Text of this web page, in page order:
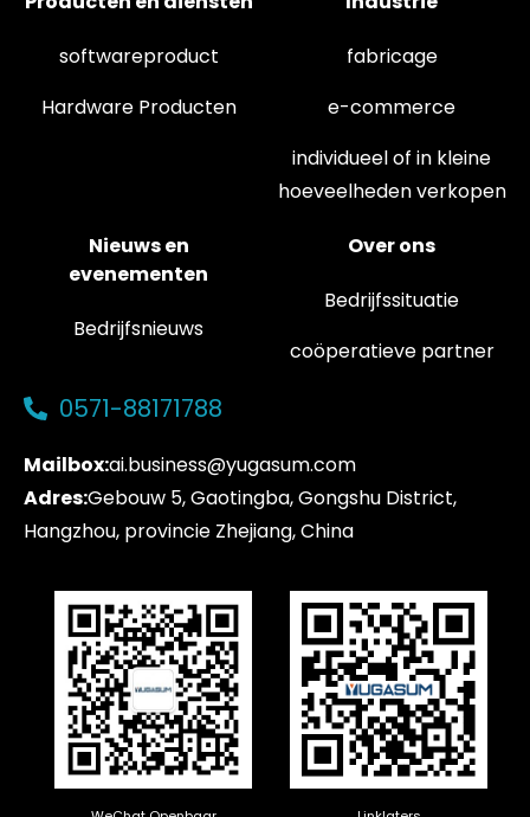
softwareproduct
Hardware Producten
fabricage
e-commerce
individueel of in kleine
hoeveelheden verkopen
Nieuws en
evenementen
Bedrijfsnieuws
Over ons
Bedrijfssituatie
coöperatieve partner
0571-88171788
Mailbox:ai.business@yugasum.com
Adres:Gebouw 5, Gaotingba, Gongshu District,
Hangzhou, provincie Zhejiang, China